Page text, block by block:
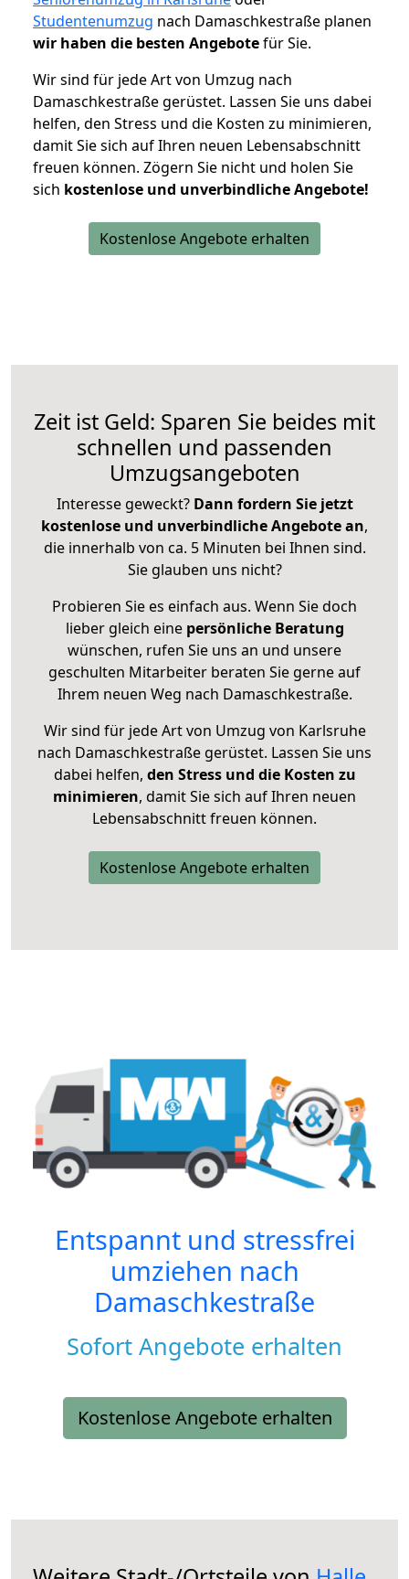
Studentenumzug nach Damaschkestraße planen
wir haben die besten Angebotefür Sie.
Wir sind für jede Art von Umzug nach
Damaschkestraße gerüstet. Lassen Sie uns dabei
helfen, den Stress und die Kosten zu minimieren,
damit Sie sich auf Ihren neuen Lebensabschnitt
freuen können. Zögern Sie nicht und holen Sie
sich kostenlose und unverbindliche Angebote!
Kostenlose Angebote erhalten
Zeit ist Geld: Sparen Sie beides mit
schnellen und passenden
Umzugsangeboten
Interesse geweckt? Dann fordern Sie jetzt
kostenlose und unverbindliche Angebote an,
die innerhalb von ca. 5 Minuten bei Ihnen sind.
Sie glauben uns nicht?
Probieren Sie es einfach aus. Wenn Sie doch
lieber gleich eine persönliche Beratung
wünschen, rufen Sie uns an und unsere
geschulten Mitarbeiter beraten Sie gerne auf
Ihrem neuen Weg nach Damaschkestraße.
Wir sind für jede Art von Umzug von Karlsruhe
nach Damaschkestraße gerüstet. Lassen Sie uns
dabei helfen, den Stress und die Kosten zu
minimieren, damit Sie sich auf Ihren neuen
Lebensabschnitt freuen können.
Kostenlose Angebote erhalten
Entspannt und stressfrei
umziehen nach
Damaschkestraße
Sofort Angebote erhalten
Kostenlose Angebote erhalten